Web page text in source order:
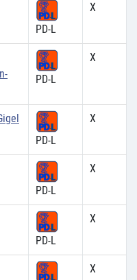
PD-L
X
PD-L
X
PD-L
X
PD-L
X
PD-L
X
X